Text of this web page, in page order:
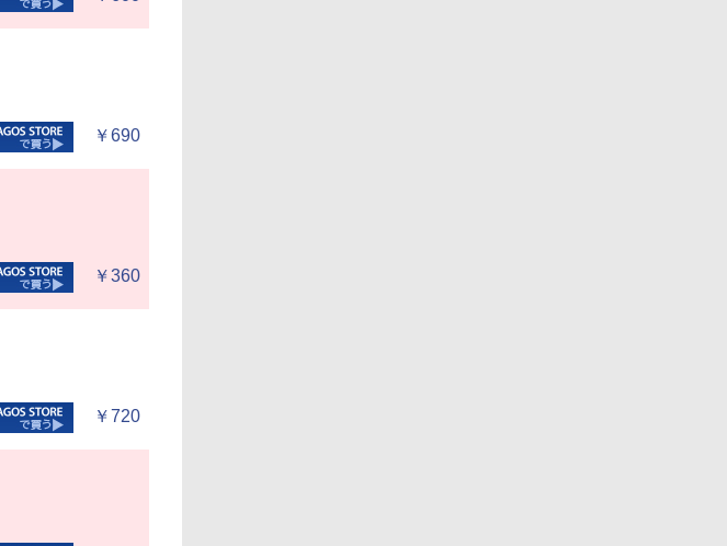
￥690
￥360
￥720